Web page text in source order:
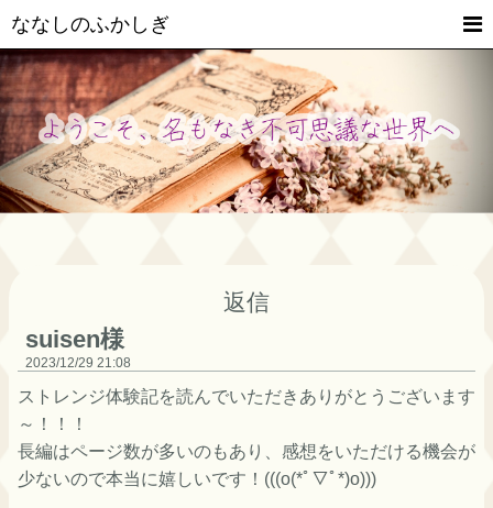
ななしのふかしぎ
返信
suisen様
2023 12 29 21:08
ストレンジ体験記を読んでいただきありがとうございます
～！！！
長編はページ数が多いのもあり、感想をいただける機会が
少ないので本当に嬉しいです！(((o(*ﾟ▽ﾟ*)o)))